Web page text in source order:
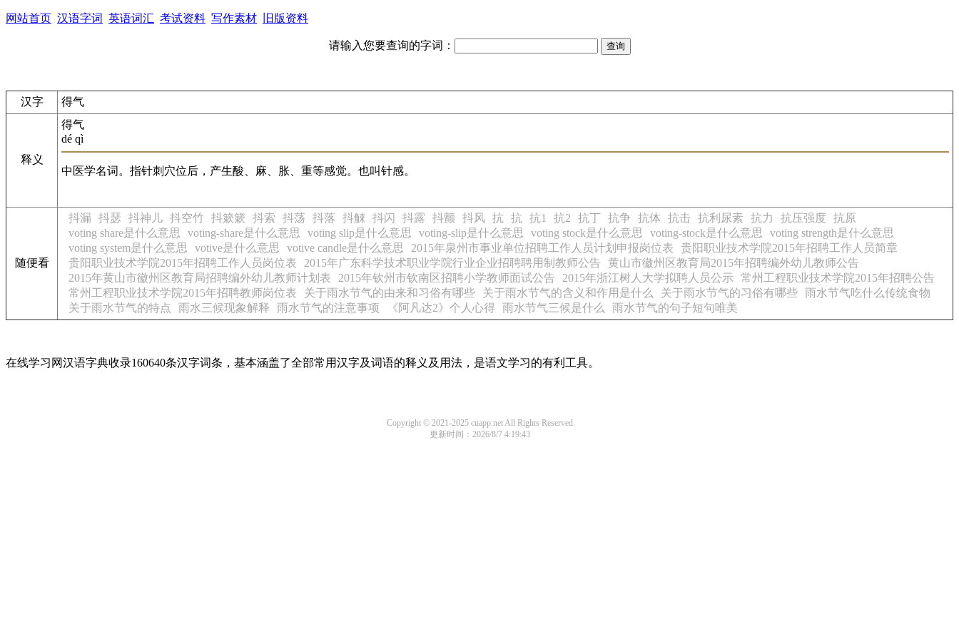
网站首页 汉语字词 英语词汇 考试资料 写作素材 旧版资料
请输入您要查询的字词：
汉字 得气
释义
得气
dé qì
中医学名词。指针刺穴位后，产生酸、麻、胀、重等感觉。也叫针感。
随便看
抖漏 抖瑟 抖神儿 抖空竹 抖簌簌 抖索 抖荡 抖落 抖觫 抖闪 抖露 抖颤 抖风 抗 抗 抗1 抗2 抗丁 抗争 抗体 抗击 抗利尿素 抗力 抗压强度
抗原
voting share是什么意思
voting-share是什么意思 voting slip是什么意思 voting-slip是什么意思 voting stock是什么意思 voting-stock是什么意思
voting strength是什么意思
voting system是什么意思
votive是什么意思 votive candle是什么意思 2015年泉州市事业单位招聘工作人员计划申报岗位表
贵阳职业技术学院2015年招聘工作人员简章
贵阳职业技术学院2015年招聘工作人员岗位表
2015年广东科学技术职业学院行业企业招聘聘用制教师公告
黄山市徽州区教育局2015年招聘编外幼儿教师公告
2015年黄山市徽州区教育局招聘编外幼儿教师计划表
2015年钦州市钦南区招聘小学教师面试公告 2015年浙江树人大学拟聘人员公示 常州工程职业技术学院2015年招聘公告
常州工程职业技术学院2015年招聘教师岗位表
关于雨水节气的由来和习俗有哪些 关于雨水节气的含义和作用是什么 关于雨水节气的习俗有哪些 雨水节气吃什么传统食物
关于雨水节气的特点
雨水三候现象解释 雨水节气的注意事项 《阿凡达2》个人心得 雨水节气三候是什么 雨水节气的句子短句唯美
在线学习网汉语字典收录160640条汉字词条，基本涵盖了全部常用汉字及词语的释义及用法，是语文学习的有利工具。
Copyright © 2021-2025 cuapp.net All Rights Reserved
更新时间：2026/8/7 4:19:43